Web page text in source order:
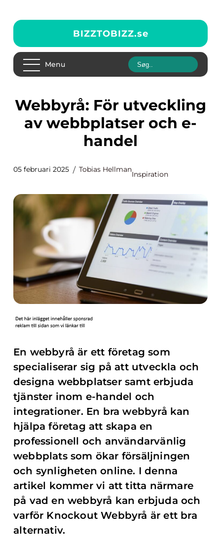
BIZZTOBIZZ.se
Menu
Webbyrå: För utveckling
av webbplatser och e-
handel
05 februari 2025 Tobias Hellman
Inspiration
En webbyrå är ett företag som
specialiserar sig på att utveckla och
designa webbplatser samt erbjuda
tjänster inom e-handel och
integrationer. En bra webbyrå kan
hjälpa företag att skapa en
professionell och användarvänlig
webbplats som ökar försäljningen
och synligheten online. I denna
artikel kommer vi att titta närmare
på vad en webbyrå kan erbjuda och
varför Knockout Webbyrå är ett bra
alternativ.